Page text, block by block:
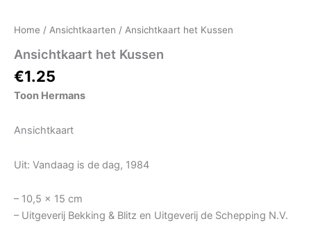
Home / Ansichtkaarten / Ansichtkaart het Kussen
Ansichtkaart het Kussen
€1.25
Toon Hermans
Ansichtkaart
Uit: Vandaag is de dag, 1984
– 10,5 x 15 cm
– Uitgeverij Bekking & Blitz en Uitgeverij de Schepping N.V.